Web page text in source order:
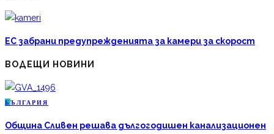
ЕС забрани предупрежденията за камери за скорост
ВОДЕЩИ НОВИНИ
Б ЪЛГАРИЯ
Община Сливен решава дългогодишен канализационен